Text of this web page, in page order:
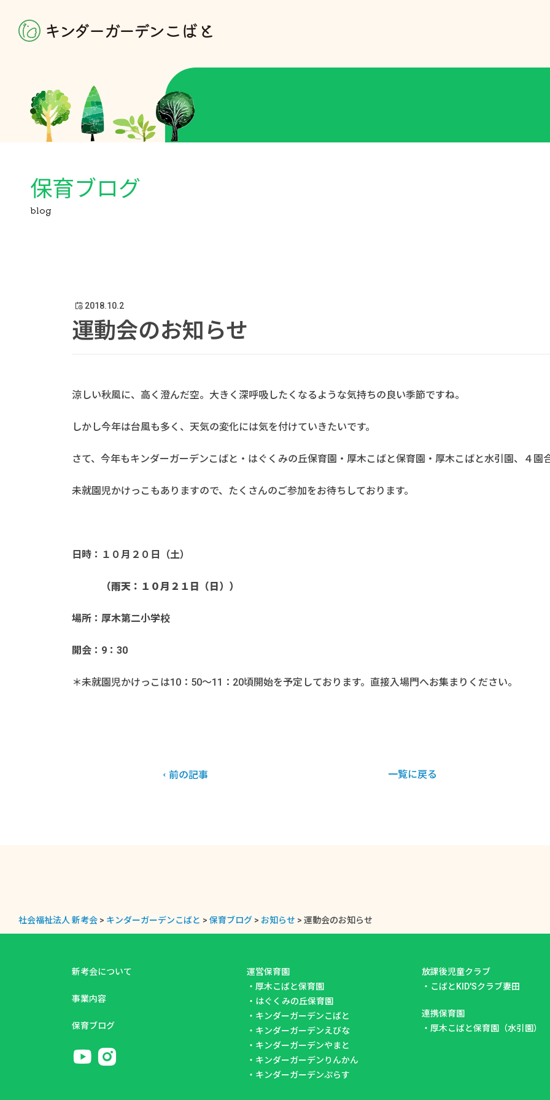
保育ブログ
blog
2018.10.2
運動会のお知らせ
涼しい秋風に、高く澄んだ空。大きく深呼吸したくなるような気持ちの良い季節ですね。
しかし今年は台風も多く、天気の変化には気を付けていきたいです。
さて、今年もキンダーガーデンこばと・はぐくみの丘保育園・厚木こばと保育園・厚木こばと水引園、４園
未就園児かけっこもありますので、たくさんのご参加をお待ちしております。
日時：１０月２０日（土）
（雨天：１０月２１日（日））
場所：厚木第二小学校
開会：9：30
＊未就園児かけっこは10：50～11：20頃開始を予定しております。直接入場門へお集まりください。
前の記事 一覧に戻る
社会福祉法人 新考会 > キンダーガーデンこばと > 保育ブログ > お知らせ > 運動会のお知らせ
新考会について
事業内容
保育ブログ
運営保育園
・ 厚木こばと保育園
・ はぐくみの丘保育園
・ キンダーガーデンこばと
・ キンダーガーデンえびな
・ キンダーガーデンやまと
・ キンダーガーデンりんかん
・ キンダーガーデンぷらす
放課後児童クラブ
・ こばとKID'Sクラブ妻田
連携保育園
・ 厚木こばと保育園（水引園）